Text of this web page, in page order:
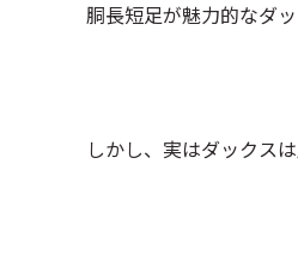
胴長短足が魅力的なダ
しかし、実はダックス